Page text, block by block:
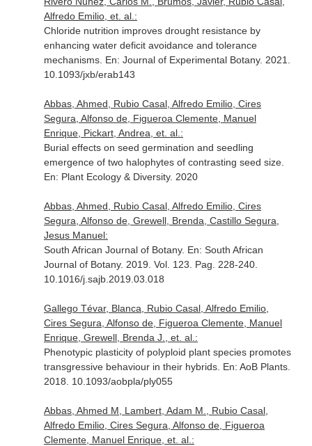
Alfredo Emilio, et. al.:
Chloride nutrition improves drought resistance by
enhancing water deficit avoidance and tolerance
mechanisms. En: Journal of Experimental Botany. 2021.
10.1093/jxb/erab143
Abbas, Ahmed, Rubio Casal, Alfredo Emilio, Cires
Segura, Alfonso de, Figueroa Clemente, Manuel
Enrique, Pickart, Andrea, et. al.:
Burial effects on seed germination and seedling
emergence of two halophytes of contrasting seed size.
En: Plant Ecology & Diversity. 2020
Abbas, Ahmed, Rubio Casal, Alfredo Emilio, Cires
Segura, Alfonso de, Grewell, Brenda, Castillo Segura,
Jesus Manuel:
South African Journal of Botany. En: South African
Journal of Botany. 2019. Vol. 123. Pag. 228-240.
10.1016/j.sajb.2019.03.018
Gallego Tévar, Blanca, Rubio Casal, Alfredo Emilio,
Cires Segura, Alfonso de, Figueroa Clemente, Manuel
Enrique, Grewell, Brenda J., et. al.:
Phenotypic plasticity of polyploid plant species promotes
transgressive behaviour in their hybrids. En: AoB Plants.
2018. 10.1093/aobpla/ply055
Abbas, Ahmed M, Lambert, Adam M., Rubio Casal,
Alfredo Emilio, Cires Segura, Alfonso de, Figueroa
Clemente, Manuel Enrique, et. al.: